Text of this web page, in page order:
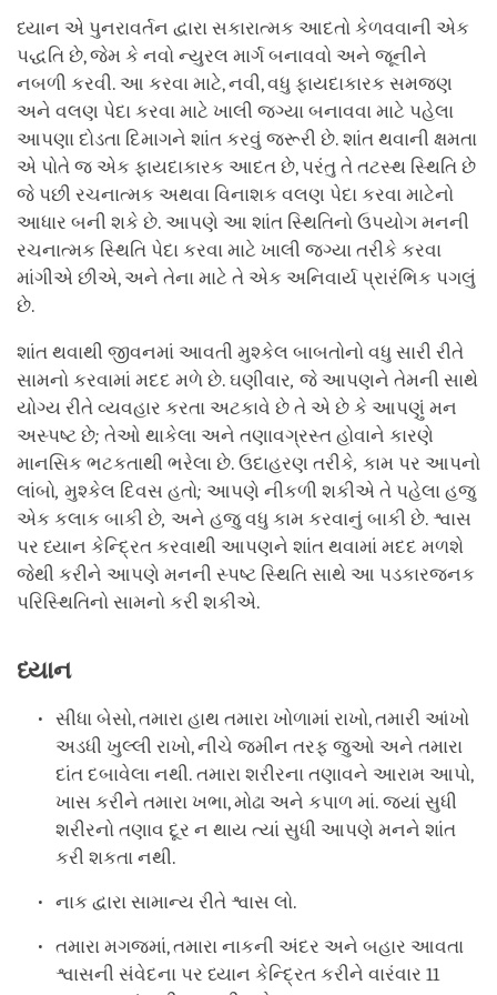
ધ્યાન એ પુનરાવર્તન દ્વારા સકારાત્મક આદતો કેળવવાની એક
પદ્ધતિ છે, જેમ કે નવો ન્યુરલ માર્ગ બનાવવો અને જૂનીને
નબળી કરવી. આ કરવા માટે, નવી, વધુ ફાયદાકારક સમજણ
અને વલણ પેદા કરવા માટે ખાલી જગ્યા બનાવવા માટે પહેલા
આપણા દોડતા દિમાગને શાંત કરવું જરૂરી છે. શાંત થવાની ક્ષમતા
એ પોતે જ એક ફાયદાકારક આદત છે, પરંતુ તે તટસ્થ સ્થિતિ છે
જે પછી રચનાત્મક અથવા વિનાશક વલણ પેદા કરવા માટેનો
આધાર બની શકે છે. આપણે આ શાંત સ્થિતિનો ઉપયોગ મનની
રચનાત્મક સ્થિતિ પેદા કરવા માટે ખાલી જગ્યા તરીકે કરવા
માંગીએ છીએ, અને તેના માટે તે એક અનિવાર્ય પ્રારંભિક પગલું
છે.
શાંત થવાથી જીવનમાં આવતી મુશ્કેલ બાબતોનો વધુ સારી રીતે
સામનો કરવામાં મદદ મળે છે. ઘણીવાર, જે આપણને તેમની સાથે
યોગ્ય રીતે વ્યવહાર કરતા અટકાવે છે તે એ છે કે આપણું મન
અસ્પષ્ટ છે; તેઓ થાકેલા અને તણાવગ્રસ્ત હોવાને કારણે
માનસિક ભટકતાથી ભરેલા છે. ઉદાહરણ તરીકે, કામ પર આપનો
લાંબો, મુશ્કેલ દિવસ હતો; આપણે નીકળી શકીએ તે પહેલા હજુ
એક કલાક બાકી છે, અને હજુ વધુ કામ કરવાનું બાકી છે. શ્વાસ
પર ધ્યાન કેન્દ્રિત કરવાથી આપણને શાંત થવામાં મદદ મળશે
જેથી કરીને આપણે મનની સ્પષ્ટ સ્થિતિ સાથે આ પડકારજનક
પરિસ્થિતિનો સામનો કરી શકીએ.
ધ્યાન
સીધા બેસો, તમારા હાથ તમારા ખોળામાં રાખો, તમારી આંખો
અડધી ખુલ્લી રાખો, નીચે જમીન તરફ જુઓ અને તમારા
દાંત દબાવેલા નથી. તમારા શરીરના તણાવને આરામ આપો,
ખાસ કરીને તમારા ખભા, મોઢા અને કપાળ માં. જ્યાં સુધી
શરીરનો તણાવ દૂર ન થાય ત્યાં સુધી આપણે મનને શાંત
કરી શકતા નથી.
નાક દ્વારા સામાન્ય રીતે શ્વાસ લો.
તમારા મગજમાં, તમારા નાકની અંદર અને બહાર આવતા
શ્વાસની સંવેદના પર ધ્યાન કેન્દ્રિત કરીને વારંવાર 11